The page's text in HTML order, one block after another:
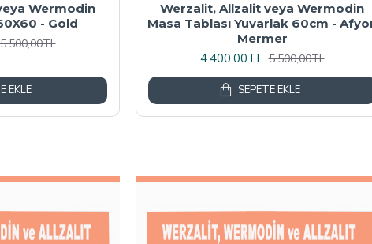
80X60 -
6.000,00TL
EKLE
Wermodin Masa Tablası Dalgalı Kare
67x67 cm - Karacabey Mermer
4.800,00TL 6.000,00TL
SEPETE EKLE